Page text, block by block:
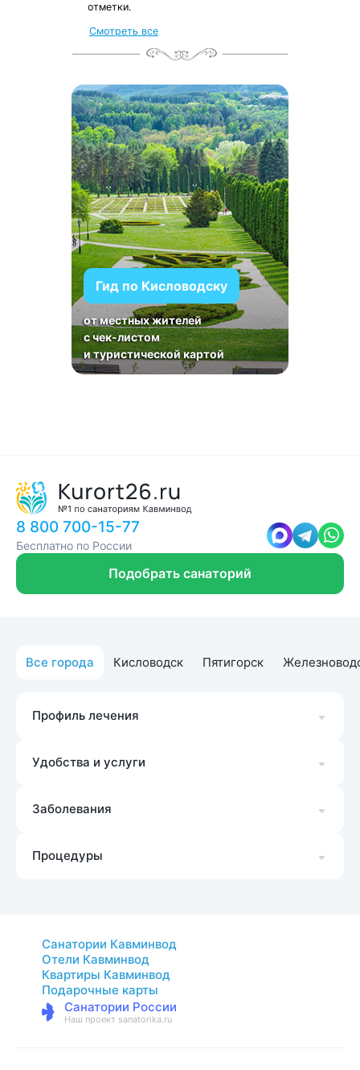
отметки.
Смотреть все
Гид по Кисловодску
от местных жителей
с чек-листом
и туристической картой
8 800 700-15-77
Бесплатно по России
Подобрать санаторий
Все города Кисловодск Пятигорск
Профиль лечения
Удобства и услуги
Заболевания
Процедуры
Санатории Кавминвод
Отели Кавминвод
Квартиры Кавминвод
Подарочные карты
Санатории России
Наш проект sanatorika.ru